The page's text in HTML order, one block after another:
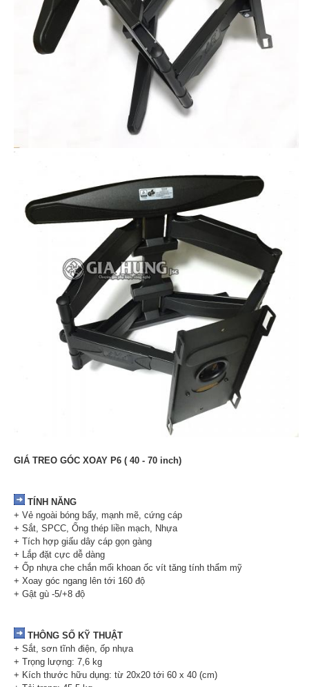
GIÁ TREO GÓC XOAY P6 ( 40 - 70 inch)
TÍNH NĂNG
+ Vẻ ngoài bóng bẩy, mạnh mẽ, cứng cáp
+ Sắt, SPCC, Ống thép liền mạch, Nhựa
+ Tích hợp giấu dây cáp gọn gàng
+ Lắp đặt cực dễ dàng
+ Ốp nhựa che chắn mối khoan ốc vít tăng tính thẩm mỹ
+ Xoay góc ngang lên tới 160 độ
+ Gật gù -5/+8 độ
THÔNG SỐ KỸ THUẬT
+ Sắt, sơn tĩnh điện, ốp nhựa
+ Trọng lượng: 7,6 kg
+ Kích thước hữu dụng: từ 20x20 tới 60 x 40 (cm)